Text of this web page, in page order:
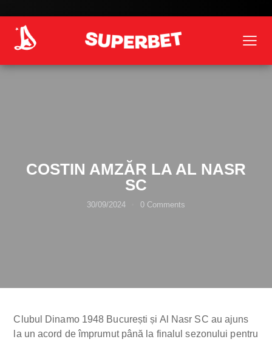
COSTIN AMZĂR LA AL NASR
SC
30/09/2024 0 Comments
Clubul Dinamo 1948 București și Al Nasr SC au ajuns
la un acord de împrumut până la finalul sezonului pentru